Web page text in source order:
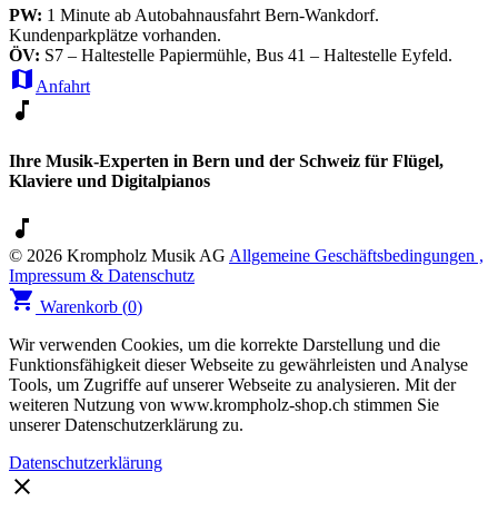
PW: 1 Minute ab Autobahnausfahrt Bern-Wankdorf.
Kundenparkplätze vorhanden.
ÖV: S7 – Haltestelle Papiermühle, Bus 41 – Haltestelle Eyfeld.
map Anfahrt
music_note
Ihre Musik-Experten in Bern und der Schweiz für Flügel,
Klaviere und Digitalpianos
music_note
© 2026 Krompholz Musik AG Allgemeine Geschäftsbedingungen ,
Impressum & Datenschutz
shopping_cart Warenkorb (0)
Wir verwenden Cookies, um die korrekte Darstellung und die
Funktionsfähigkeit dieser Webseite zu gewährleisten und Analyse
Tools, um Zugriffe auf unserer Webseite zu analysieren. Mit der
weiteren Nutzung von www.krompholz-shop.ch stimmen Sie
unserer Datenschutzerklärung zu.
Datenschutzerklärung
clear